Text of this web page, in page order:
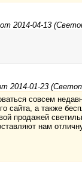
от 2014-04-13
2014-01-23
совсем
сайта, а также
продажей
нам